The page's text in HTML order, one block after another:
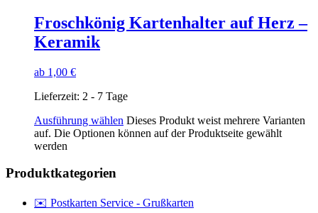
Froschkönig Kartenhalter auf Herz –
Keramik
ab 1,00 €
Lieferzeit: 2 - 7 Tage
Ausführung wählen Dieses Produkt weist mehrere Varianten
auf. Die Optionen können auf der Produktseite gewählt
werden
Produktkategorien
✉️ Postkarten Service - Grußkarten